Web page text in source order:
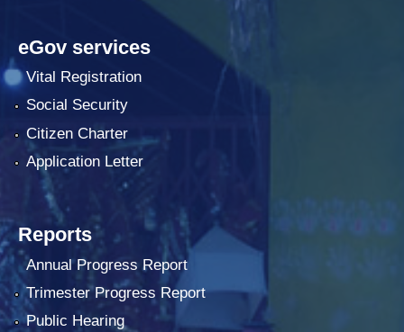
eGov services
Vital Registration
Social Security
Citizen Charter
Application Letter
Reports
Annual Progress Report
Trimester Progress Report
Public Hearing